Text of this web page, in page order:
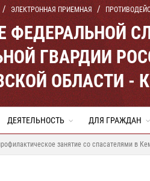
ЭЛЕКТРОННАЯ ПРИЕМНАЯ
ФЕДЕРАЛЬНОЙ
ГВАРДИИ
ОБЛАСТИ -
ДЕЯТЕЛЬНОСТЬ ДЛЯ ГРАЖДАН
занятие со спасателями в